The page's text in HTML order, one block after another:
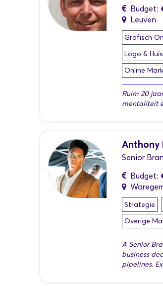
Budget:
Leuven
Grafisch
Logo &
Online
Ruim 20
mentaliteit
Anthony
Senior
Budget:
Strategie
Overige
A Senior
business
pipelines.